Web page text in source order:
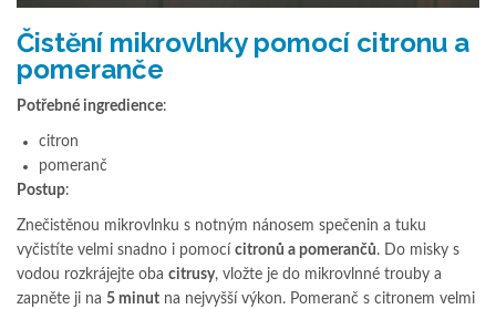
Čistění mikrovlnky pomocí citronu a
pomeranče
Potřebné ingredience:
citron
pomeranč
Postup:
Znečistěnou mikrovlnku s notným nánosem spečenin a tuku
vyčistíte velmi snadno i pomocí citronů a pomerančů. Do misky s
vodou rozkrájejte oba citrusy, vložte je do mikrovlnné trouby a
zapněte ji na 5 minut na nejvyšší výkon. Pomeranč s citronem velmi